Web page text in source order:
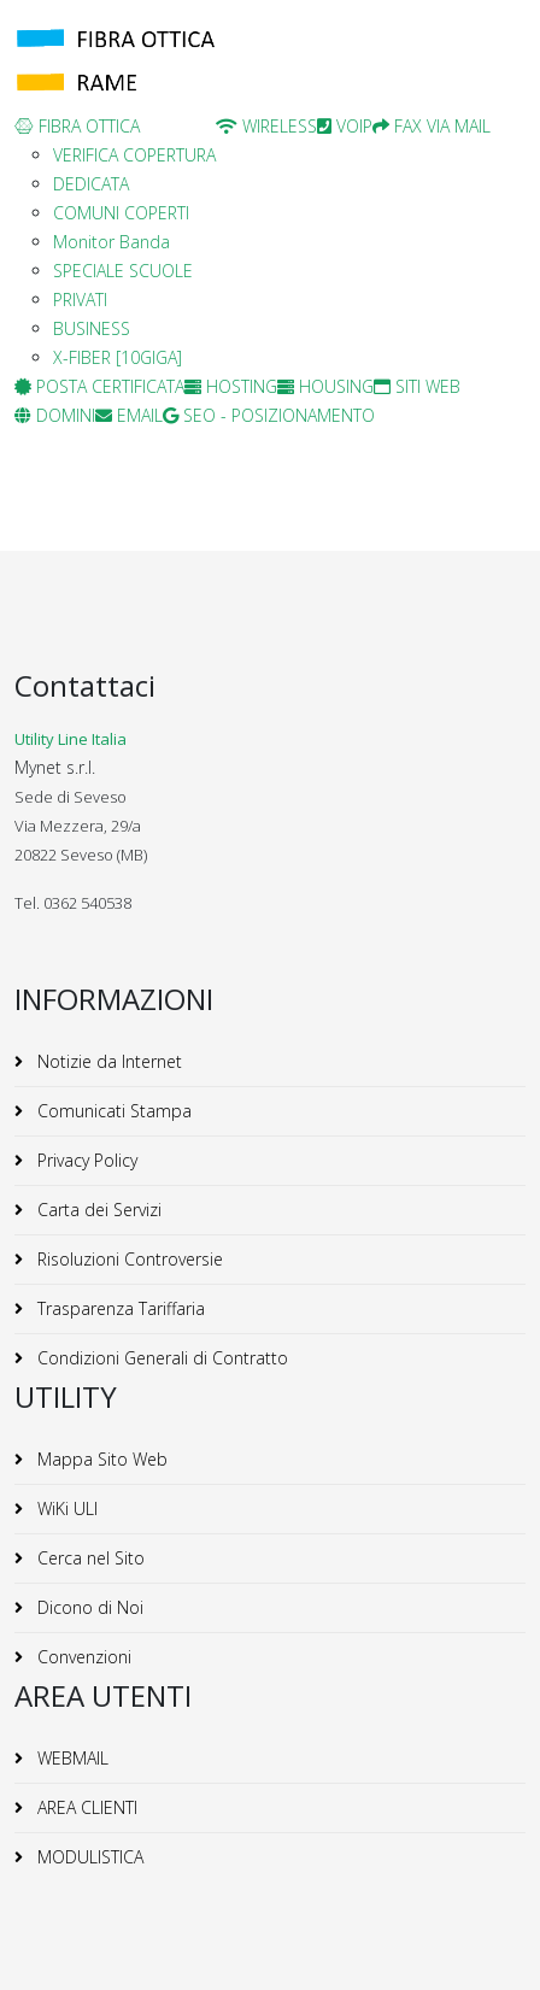
FIBRA OTTICA
VERIFICA COPERTURA
DEDICATA
COMUNI COPERTI
Monitor Banda
SPECIALE SCUOLE
PRIVATI
BUSINESS
X-FIBER [10GIGA]
WIRELESS VOIP FAX VIA MAIL
POSTA CERTIFICATA HOSTING HOUSING
SITI WEB
DOMINI
EMAIL SEO - POSIZIONAMENTO
Contattaci
Utility Line Italia
Mynet s.r.l.
Sede di Seveso
Via Mezzera, 29/a
20822 Seveso (MB)
Tel. 0362 540538
INFORMAZIONI
Notizie da Internet
Comunicati Stampa
Privacy Policy
Carta dei Servizi
Risoluzioni Controversie
Trasparenza Tariffaria
Condizioni Generali di Contratto
UTILITY
Mappa Sito Web
WiKi ULI
Cerca nel Sito
Dicono di Noi
Convenzioni
AREA UTENTI
WEBMAIL
AREA CLIENTI
MODULISTICA